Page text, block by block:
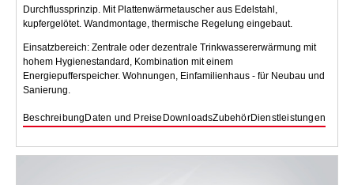
Durchflussprinzip. Mit Plattenwärmetauscher aus Edelstahl,
kupfergelötet. Wandmontage, thermische Regelung eingebaut.
Einsatzbereich: Zentrale oder dezentrale Trinkwassererwärmung mit
hohem Hygienestandard, Kombination mit einem
Energiepufferspeicher. Wohnungen, Einfamilienhaus - für Neubau und
Sanierung.
BeschreibungDaten und Preise DownloadsZubehörDienstleistungen